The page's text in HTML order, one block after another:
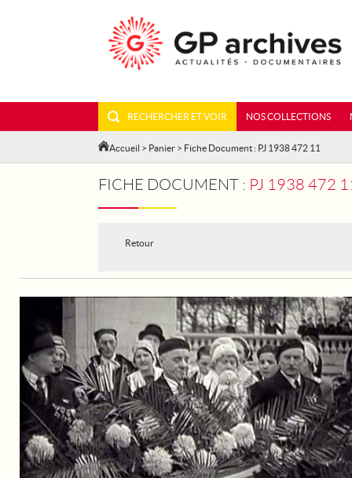
RECHERCHER ET VOIR NOS COLLECTIONS
Accueil > Panier > Fiche Document : PJ 1938 472 11
FICHE DOCUMENT : PJ 1938 472
Retour